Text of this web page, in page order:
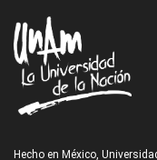
Hecho en México,